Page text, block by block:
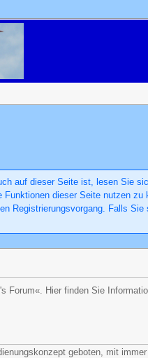
auf dieser Seite ist, lesen Sie
dieser Seite nutzen zu
Registrierungsvorgang. Falls
Forum«. Hier finden Sie
geboten, mit